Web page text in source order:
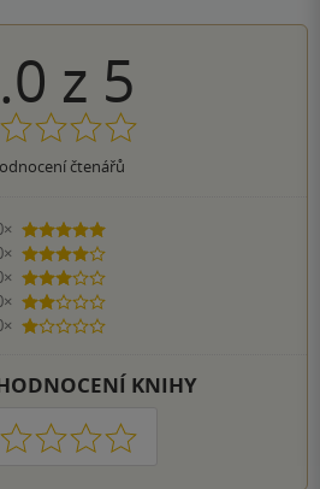
z 5
čtenářů
5 hvězdiček
4 hvězdičky
3 hvězdičky
2 hvězdičky
1 hvezdička
KNIHY
3 4 5